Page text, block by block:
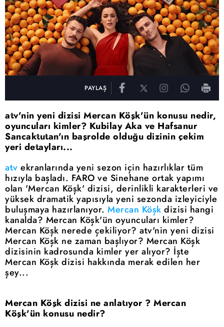
PAYLAŞ
atv'nin yeni dizisi Mercan Köşk'ün konusu nedir,
oyuncuları kimler? Kubilay Aka ve Hafsanur
Sancaktutan'ın başrolde olduğu dizinin çekim
yeri detayları...
atv ekranlarında yeni sezon için hazırlıklar tüm
hızıyla başladı. FARO ve Sinehane ortak yapımı
olan 'Mercan Köşk' dizisi, derinlikli karakterleri ve
yüksek dramatik yapısıyla yeni sezonda izleyiciyle
buluşmaya hazırlanıyor. Mercan Köşk dizisi hangi
kanalda? Mercan Köşk'ün oyuncuları kimler?
Mercan Köşk nerede çekiliyor? atv'nin yeni dizisi
Mercan Köşk ne zaman başlıyor? Mercan Köşk
dizisinin kadrosunda kimler yer alıyor? İşte
Mercan Köşk dizisi hakkında merak edilen her
şey...
Mercan Köşk dizisi ne anlatıyor ? Mercan
Köşk'ün konusu nedir?